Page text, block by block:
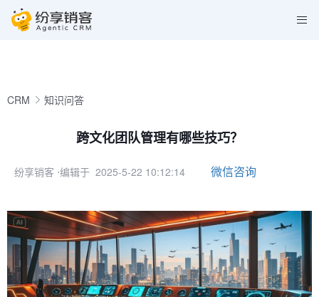
CRM 知识问答
跨文化团队管理有哪些技巧？
纷享销客 ⋅编辑于 2025-5-22 10:12:14 微信咨询